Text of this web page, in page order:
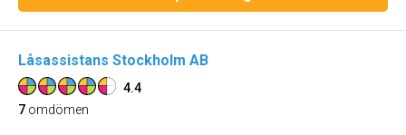
Låsassistans Stockholm AB
4.4
7 omdömen